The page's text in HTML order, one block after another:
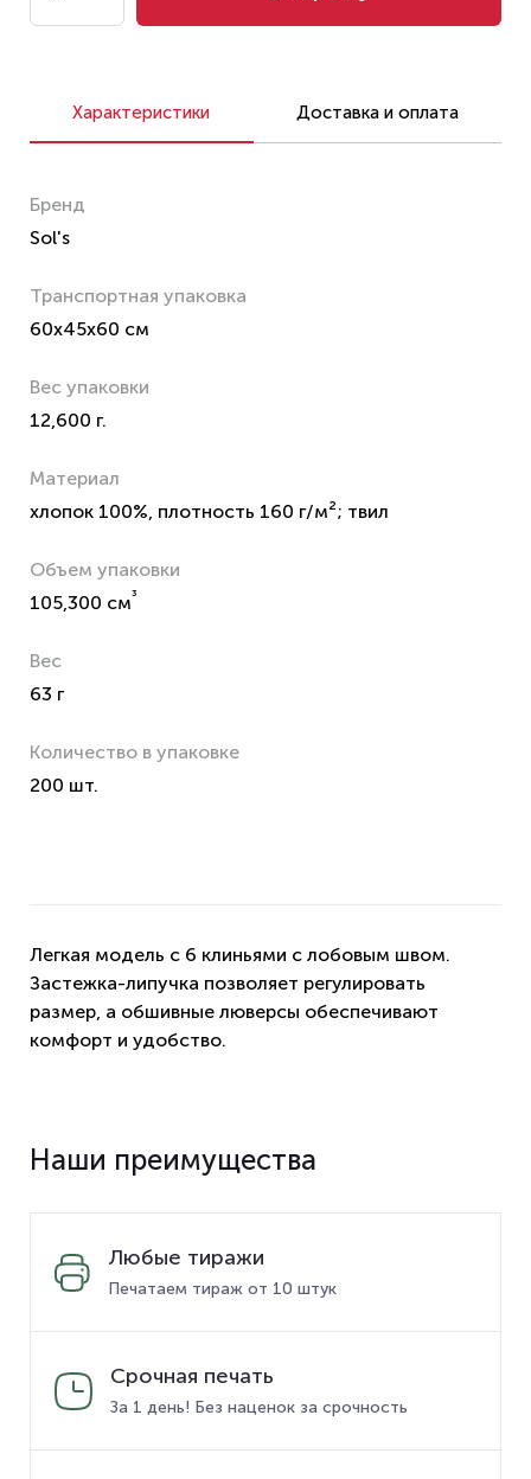
Характеристики Доставка и оплата
Бренд
Sol's
Транспортная упаковка
60x45x60 см
Вес упаковки
12,600 г.
Материал
хлопок 100%, плотность 160 г/м²; твил
Объем упаковки
105,300 см³
Вес
63 г
Количество в упаковке
200 шт.
Легкая модель с 6 клиньями с лобовым швом.
Застежка-липучка позволяет регулировать
размер, а обшивные люверсы обеспечивают
комфорт и удобство.
Наши преимущества
Любые тиражи
Печатаем тираж от 10 штук
Срочная печать
За 1 день! Без наценок за срочность